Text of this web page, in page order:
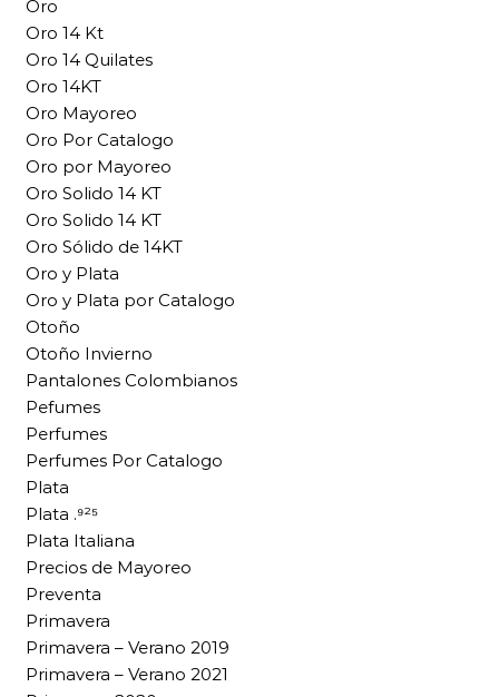
Oro
Oro 14 Kt
Oro 14 Quilates
Oro 14KT
Oro Mayoreo
Oro Por Catalogo
Oro por Mayoreo
Oro Solido 14 KT
Oro Solido 14 KT
Oro Sólido de 14KT
Oro y Plata
Oro y Plata por Catalogo
Otoño
Otoño Invierno
Pantalones Colombianos
Pefumes
Perfumes
Perfumes Por Catalogo
Plata
Plata .⁹²⁵
Plata Italiana
Precios de Mayoreo
Preventa
Primavera
Primavera – Verano 2019
Primavera – Verano 2021